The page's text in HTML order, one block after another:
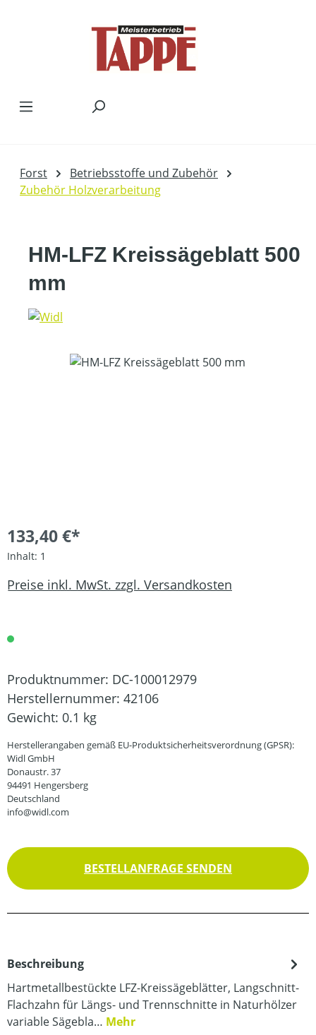
Forst
Betriebsstoffe und Zubehör
Zubehör Holzverarbeitung
HM-LFZ Kreissägeblatt 500
mm
Bildergalerie überspringen
133,40 €*
Inhalt: 1
Preise inkl. MwSt. zzgl. Versandkosten
Produktnummer: DC-100012979
Herstellernummer: 42106
Gewicht: 0.1 kg
Herstellerangaben gemäß EU-Produktsicherheitsverordnung (GPSR):
Widl GmbH
Donaustr. 37
94491 Hengersberg
Deutschland
info@widl.com
BESTELLANFRAGE SENDEN
Beschreibung
Hartmetallbestückte LFZ-Kreissägeblätter, Langschnitt-
Flachzahn für Längs- und Trennschnitte in Naturhölzer
variable Sägebla… Mehr